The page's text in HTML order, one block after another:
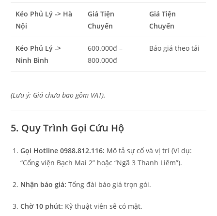
Kéo Phủ Lý -> Hà
Nội
Giá Tiện
Chuyến
Giá Tiện
Chuyến
Kéo Phủ Lý ->
Ninh Bình
600.000đ –
800.000đ
Báo giá theo tải
(Lưu ý: Giá chưa bao gồm VAT).
5. Quy Trình Gọi Cứu Hộ
Gọi Hotline 0988.812.116: Mô tả sự cố và vị trí (Ví dụ:
“Cổng viện Bạch Mai 2” hoặc “Ngã 3 Thanh Liêm”).
Nhận báo giá: Tổng đài báo giá trọn gói.
Chờ 10 phút: Kỹ thuật viên sẽ có mặt.